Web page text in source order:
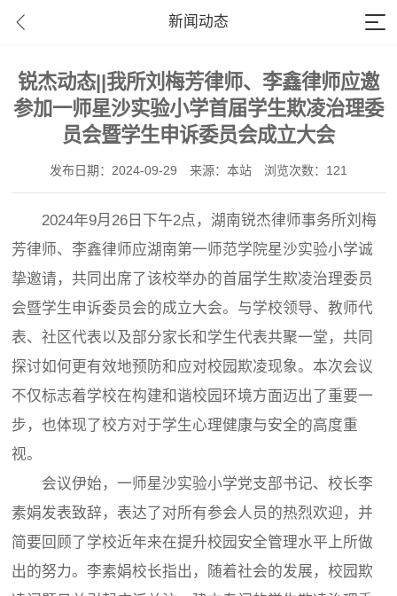
新闻动态
锐杰动态||我所刘梅芳律师、李鑫律师应邀
参加一师星沙实验小学首届学生欺凌治理委
员会暨学生申诉委员会成立大会
发布日期：2024-09-29 来源：本站 浏览次数：121
2024年9月26日下午2点，湖南锐杰律师事务所刘梅
芳律师、李鑫律师应湖南第一师范学院星沙实验小学诚
挚邀请，共同出席了该校举办的首届学生欺凌治理委员
会暨学生申诉委员会的成立大会。与学校领导、教师代
表、社区代表以及部分家长和学生代表共聚一堂，共同
探讨如何更有效地预防和应对校园欺凌现象。本次会议
不仅标志着学校在构建和谐校园环境方面迈出了重要一
步，也体现了校方对于学生心理健康与安全的高度重
视。
会议伊始，一师星沙实验小学党支部书记、校长李
素娟发表致辞，表达了对所有参会人员的热烈欢迎，并
简要回顾了学校近年来在提升校园安全管理水平上所做
出的努力。李素娟校长指出，随着社会的发展，校园欺